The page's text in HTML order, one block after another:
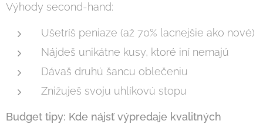
Výhody second-hand:
Ušetríš peniaze (až 70% lacnejšie ako nové)
Nájdeš unikátne kusy, ktoré iní nemajú
Dávaš druhú šancu oblečeniu
Znižuješ svoju uhlíkovú stopu
Budget tipy: Kde nájsť výpredaje kvalitných